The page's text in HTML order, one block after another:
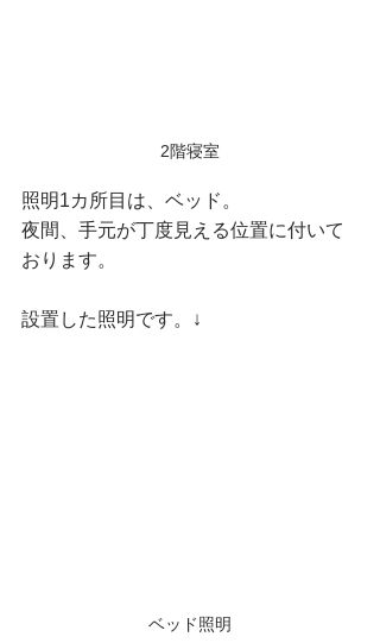
2階寝室
照明1カ所目は、ベッド。
夜間、手元が丁度見える位置に付いて
おります。
設置した照明です。↓
ベッド照明